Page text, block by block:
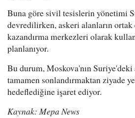
Buna göre sivil tesislerin yönetimi
devredilirken, askeri alanların
kazandırma merkezleri olarak
planlanıyor.
Bu durum, Moskova'nın Suriye'deki
tamamen sonlandırmaktan ziyade
hedeflediğine işaret ediyor.
Kaynak: Mepa News